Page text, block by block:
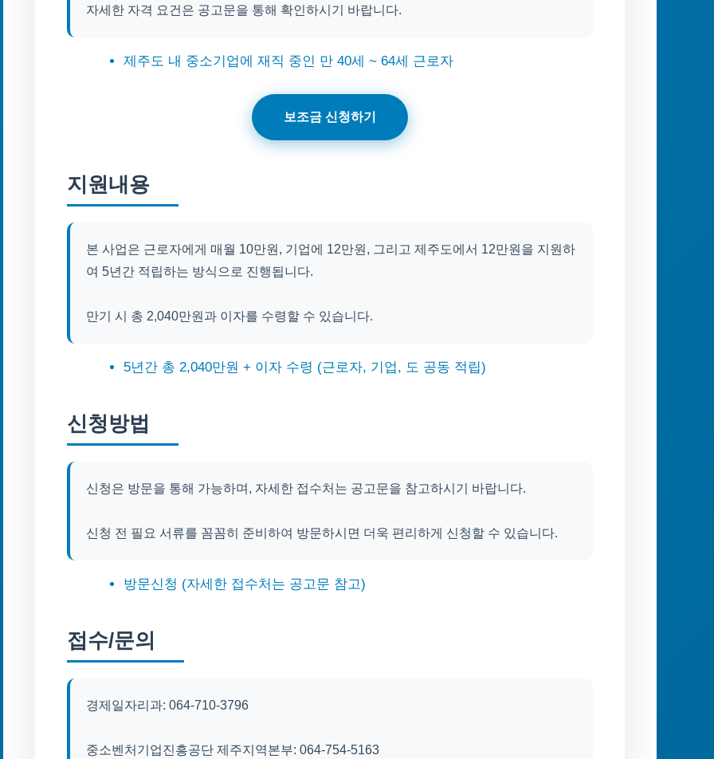
자세한 자격 요건은 공고문을 통해 확인하시기 바랍니다.
제주도 내 중소기업에 재직 중인 만 40세 ~ 64세 근로자
보조금 신청하기
지원내용
본 사업은 근로자에게 매월 10만원, 기업에 12만원, 그리고 제주도에서 12만원을 지원하
여 5년간 적립하는 방식으로 진행됩니다.
만기 시 총 2,040만원과 이자를 수령할 수 있습니다.
5년간 총 2,040만원 + 이자 수령 (근로자, 기업, 도 공동 적립)
신청방법
신청은 방문을 통해 가능하며, 자세한 접수처는 공고문을 참고하시기 바랍니다.
신청 전 필요 서류를 꼼꼼히 준비하여 방문하시면 더욱 편리하게 신청할 수 있습니다.
방문신청 (자세한 접수처는 공고문 참고)
접수/문의
경제일자리과: 064-710-3796
중소벤처기업진흥공단 제주지역본부: 064-754-5163